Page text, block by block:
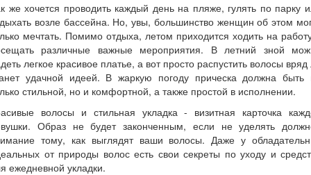
же хочется проводить каждый день на пляже, гулять по парку
возле бассейна. Но, увы, большинство женщин об этом
мечтать. Помимо отдыха, летом приходится ходить на
различные важные мероприятия. В летний зной
легкое красивое платье, а вот просто распустить волосы вряд
удачной идеей. В жаркую погоду прическа должна быть
стильной, но и комфортной, а также простой в исполнении.
волосы и стильная укладка - визитная карточка
Образ не будет законченным, если не уделять
тому, как выглядят ваши волосы. Даже у
от природы волос есть свои секреты по уходу и
ежедневной укладки.